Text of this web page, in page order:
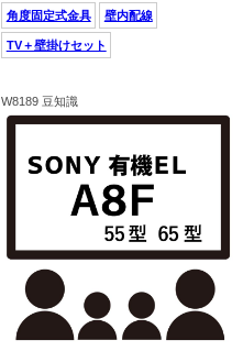
角度固定式金具 壁内配線
TV＋壁掛けセット
W8189 豆知識